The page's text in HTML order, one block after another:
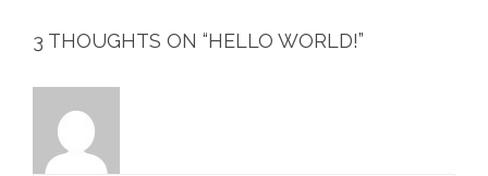
3 THOUGHTS ON “HELLO WORLD!”